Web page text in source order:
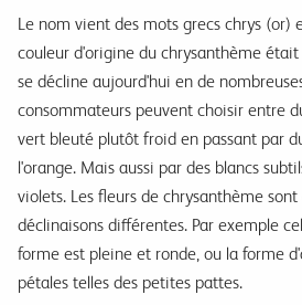
Le nom vient des mots grecs chrys (or)
couleur d'origine du chrysanthème
se décline aujourd'hui en de
consommateurs peuvent choisir entre
vert bleuté plutôt froid en passant par
l'orange. Mais aussi par des blancs
violets. Les fleurs de chrysanthème
déclinaisons différentes. Par exemple
forme est pleine et ronde, ou la forme
pétales telles des petites pattes.